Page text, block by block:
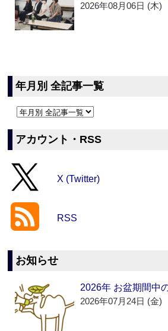
2026年08月06日 (木)
年月別 全記事一覧
アカウント・RSS
X (Twitter)
RSS
お知らせ
2026年 お盆期間中
2026年07月24日 (金)